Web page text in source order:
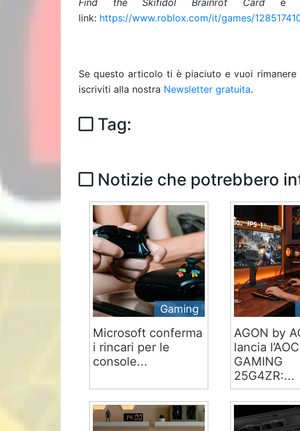
Find the Skifidol Brainrot Cardè
link: https://www.roblox.com/it/games/
Se questo articolo ti è piaciuto e vuoi
iscriviti alla nostra Newsletter gratuita.
Tag:
Notizie che potrebbero
Gaming
Microsoft conferma
i rincari per le
console...
AGON by
lancia l’AOC
GAMING
25G4ZR:...